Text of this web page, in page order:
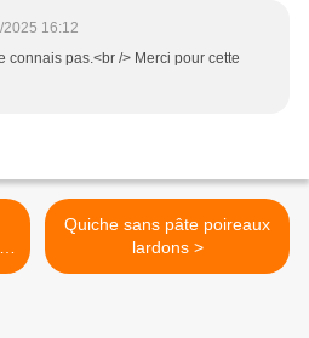
2025 16:12
connais pas.<br /> Merci pour cette
Quiche sans pâte poireaux
lardons >